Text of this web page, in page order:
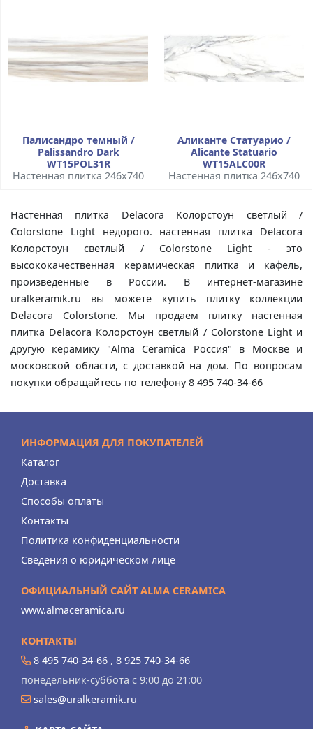
Палисандро темный /
Palissandro Dark
WT15POL31R
Настенная плитка 246x740
Аликанте Статуарио /
Alicante Statuario
WT15ALC00R
Настенная плитка 246x740
Настенная плитка Delacora Колорстоун светлый /
Colorstone Light недорого. настенная плитка Delacora
Колорстоун светлый / Colorstone Light - это
высококачественная керамическая плитка и кафель,
произведенные в России. В интернет-магазине
uralkeramik.ru вы можете купить плитку коллекции
Delacora Colorstone. Мы продаем плитку настенная
плитка Delacora Колорстоун светлый / Colorstone Light и
другую керамику "Alma Ceramica Россия" в Москве и
московской области, с доставкой на дом. По вопросам
покупки обращайтесь по телефону 8 495 740-34-66
ИНФОРМАЦИЯ ДЛЯ ПОКУПАТЕЛЕЙ
Каталог
Доставка
Способы оплаты
Контакты
Политика конфиденциальности
Сведения о юридическом лице
ОФИЦИАЛЬНЫЙ САЙТ ALMA CERAMICA
www.almaceramica.ru
КОНТАКТЫ
8 495 740-34-66 , 8 925 740-34-66
понедельник-суббота с 9:00 до 21:00
sales@uralkeramik.ru